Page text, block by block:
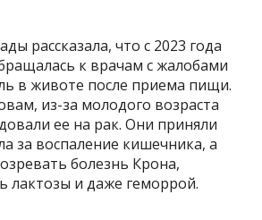
рассказала, что с 2023 года
к врачам с жалобами
в животе после приема пищи.
из-за молодого возраста
ее на рак. Они приняли
за воспаление кишечника, а
болезнь Крона,
лактозы и даже геморрой.